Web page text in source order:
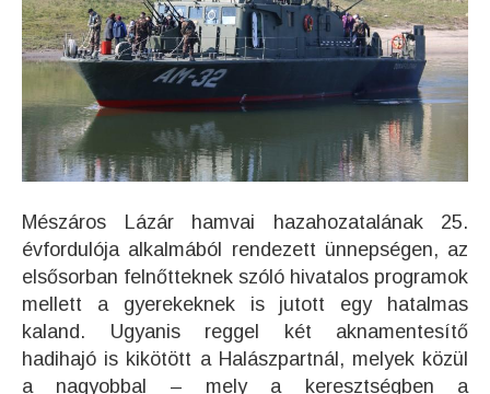
Mészáros Lázár hamvai hazahozatalának 25.
évfordulója alkalmából rendezett ünnepségen, az
elsősorban felnőtteknek szóló hivatalos programok
mellett a gyerekeknek is jutott egy hatalmas
kaland. Ugyanis reggel két aknamentesítő
hadihajó is kikötött a Halászpartnál, melyek közül
a nagyobbal – mely a keresztségben a